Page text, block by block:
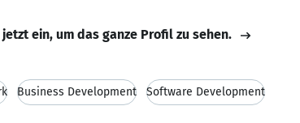
jetzt ein, um das ganze Profil zu sehen.
Business Development Software Development